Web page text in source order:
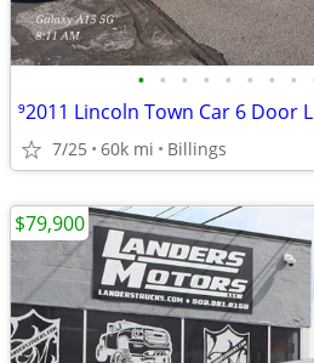
• • • • • • • •
⁹2011 Lincoln Town Car 6 Door
7/25 60k mi Billings
$79,900